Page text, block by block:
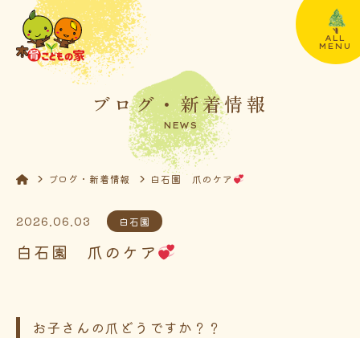
ALL
MENU
ブログ・新着情報
NEWS
ブログ・新着情報 白石園 爪のケア
2026.06.03 白石園
白石園 爪のケア
お子さんの爪どうですか？？